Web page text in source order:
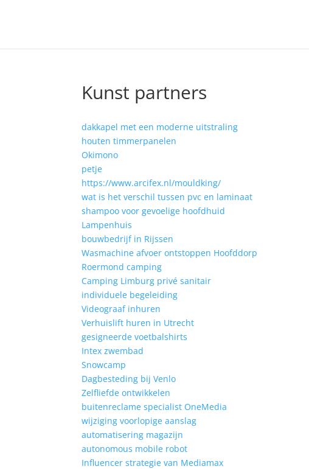
Kunst partners
dakkapel met een moderne uitstraling
houten timmerpanelen
Okimono
petje
https://www.arcifex.nl/mouldking/
wat is het verschil tussen pvc en laminaat
shampoo voor gevoelige hoofdhuid
Lampenhuis
bouwbedrijf in Rijssen
Wasmachine afvoer ontstoppen Hoofddorp
Roermond camping
Camping Limburg privé sanitair
individuele begeleiding
Videograaf inhuren
Verhuislift huren in Utrecht
gesigneerde voetbalshirts
Intex zwembad
Snowcamp
Dagbesteding bij Venlo
Zelfliefde ontwikkelen
buitenreclame specialist OneMedia
wijziging voorlopige aanslag
automatisering magazijn
autonomous mobile robot
Influencer strategie van Mediamax